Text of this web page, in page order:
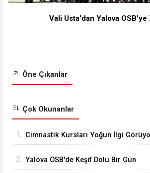
Vali Usta'dan Yalova OSB'ye
Öne Çıkanlar
Çok Okunanlar
1. Cimnastik Kursları Yoğun İlgi
2. Yalova OSB'de Keşif Dolu Bir Gün